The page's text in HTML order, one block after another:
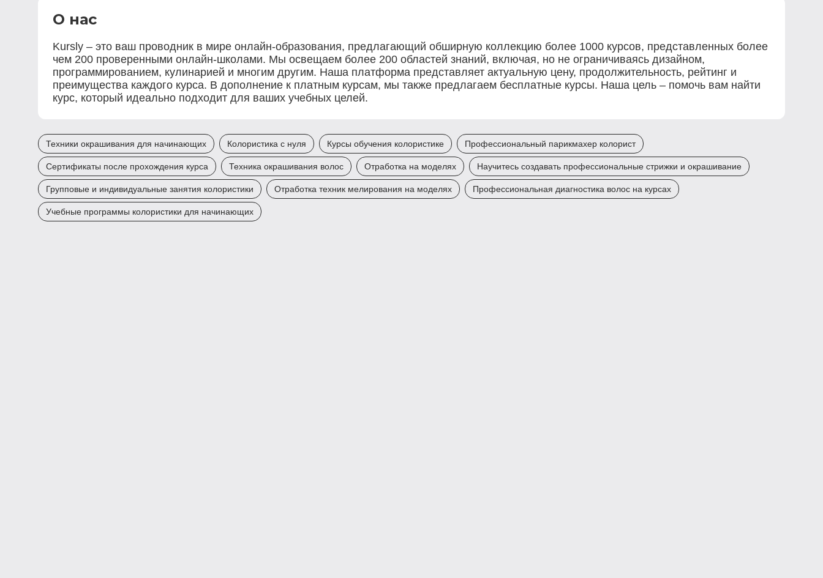
О нас
Kursly – это ваш проводник в мире онлайн-образования, предлагающий обширную коллекцию более 1000 курсов, представленных более
чем 200 проверенными онлайн-школами. Мы освещаем более 200 областей знаний, включая, но не ограничиваясь дизайном,
программированием, кулинарией и многим другим. Наша платформа представляет актуальную цену, продолжительность, рейтинг и
преимущества каждого курса. В дополнение к платным курсам, мы также предлагаем бесплатные курсы. Наша цель – помочь вам найти
курс, который идеально подходит для ваших учебных целей.
Техники окрашивания для начинающих Колористика с нуля Курсы обучения колористике Профессиональный парикмахер колорист
Сертификаты после прохождения курса Техника окрашивания волос Отработка на моделях Научитесь создавать профессиональные стрижки и окрашивание
Групповые и индивидуальные занятия колористики Отработка техник мелирования на моделях Профессиональная диагностика волос на курсах
Учебные программы колористики для начинающих